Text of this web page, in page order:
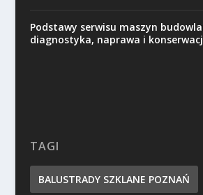
Podstawy serwisu maszyn
diagnostyka, naprawa i
TAGI
BALUSTRADY SZKLANE POZNAŃ